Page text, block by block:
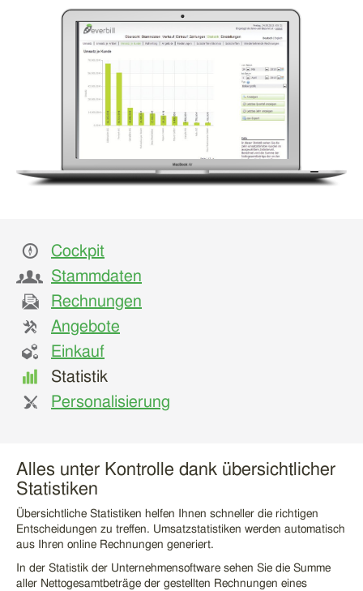
Cockpit
Stammdaten
Rechnungen
Angebote
Einkauf
Statistik
Personalisierung
Alles unter Kontrolle dank übersichtlicher
Statistiken
Übersichtliche Statistiken helfen Ihnen schneller die richtigen
Entscheidungen zu treffen. Umsatzstatistiken werden automatisch
aus Ihren online Rechnungen generiert.
In der Statistik der Unternehmensoftware sehen Sie die Summe
aller Nettogesamtbeträge der gestellten Rechnungen eines